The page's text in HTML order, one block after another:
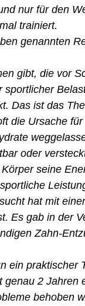
nur für den
trainiert.
genannten
gibt, die vor
sportlicher
Das ist das
die Ursache
oder
seine
hat mit
Es gab in der
Zahn-
ein praktischer
genau 2 Jahren
behoben